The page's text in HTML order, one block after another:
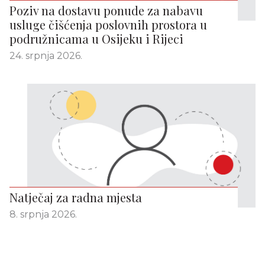
Poziv na dostavu ponude za nabavu
usluge čišćenja poslovnih prostora u
podružnicama u Osijeku i Rijeci
24. srpnja 2026.
Natječaj za radna mjesta
8. srpnja 2026.